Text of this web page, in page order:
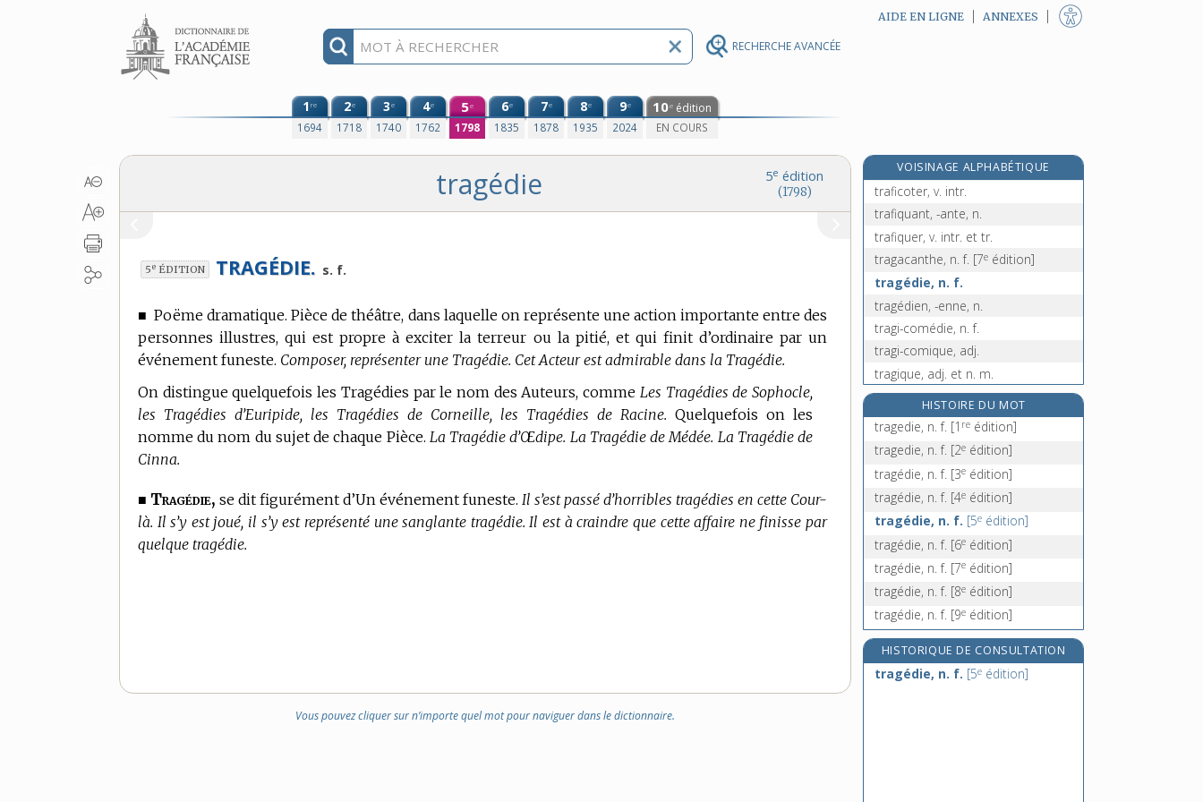
RECHERCHE AVANCÉE
Aller au contenu AIDE EN LIGNE ANNEXES
1re
1694
2e
1718
3e
1740
4e
1762
5e
1798
6e
1835
7e
1878
8e
1935
9e
2024
10e édition
EN COURS
5e édition
(1798)
tragédie
5e ÉDITION TRAGÉDIE. s. f.
■Poëme dramatique. Pièce de théâtre, dans laquelle on représente une action importante entre des
personnes illustres, qui est propre à exciter la terreur ou la pitié, et qui finit d’ordinaire par un
événement funeste. Composer, représenter une Tragédie. Cet Acteur est admirable dans la Tragédie.
On distingue quelquefois les Tragédies par le nom des Auteurs, comme Les Tragédies de Sophocle,
les Tragédies d’Euripide, les Tragédies de Corneille, les Tragédies de Racine. Quelquefois on les
nomme du nom du sujet de chaque Pièce. La Tragédie d’Œdipe. La Tragédie de Médée. La Tragédie de
Cinna.
■ Tragédie, se dit figurément d’Un événement funeste. Il s’est passé d’horribles tragédies en cette Cour-
là. Il s’y est joué, il s’y est représenté une sanglante tragédie. Il est à craindre que cette affaire ne finisse par
quelque tragédie.
Vous pouvez cliquer sur n’importe quel mot pour naviguer dans le dictionnaire.
VOISINAGE ALPHABÉTIQUE
traficotage, n. m.
traficoter, v. intr.
trafiquant, -ante, n.
trafiquer, v. intr. et tr.
tragacanthe, n. f. [7e édition]
tragédie, n. f.
tragédien, -enne, n.
tragi-comédie, n. f.
tragi-comique, adj.
tragique, adj. et n. m.
tragiquement, adv.
tragus, n. m.
trahir, v. tr.
traille, n. f.
HISTOIRE DU MOT
tragedie, n. f. [1 re édition]
tragedie, n. f. [2e édition]
tragédie, n. f. [3e édition]
tragédie, n. f. [4e édition]
tragédie, n. f. [5e édition]
tragédie, n. f. [6e édition]
tragédie, n. f. [7e édition]
tragédie, n. f. [8e édition]
tragédie, n. f. [9e édition]
HISTORIQUE DE CONSULTATION
tragédie, n. f. [5e édition]